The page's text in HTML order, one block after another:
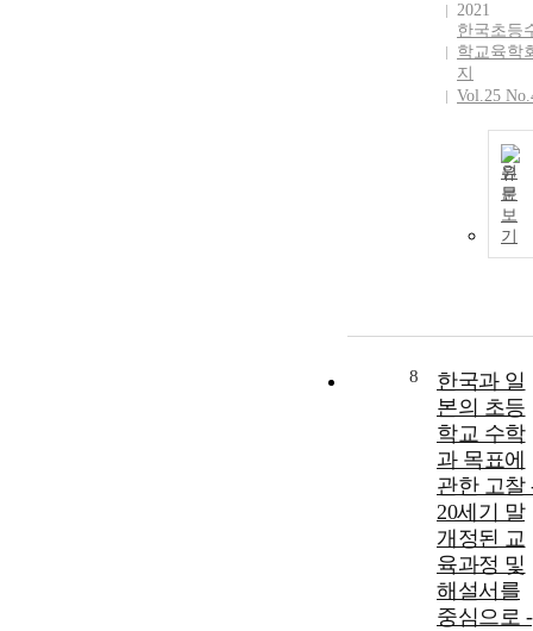
2021
한국초등
학교육학
지
Vol.25
원
문
보
기
8
한국과 일
본의 초등
학교 수학
과 목표에
관한 고찰
20세기 말
개정된 교
육과정 및
해설서를
중심으로 -